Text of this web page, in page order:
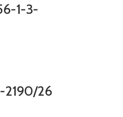
1-3-
2190/26